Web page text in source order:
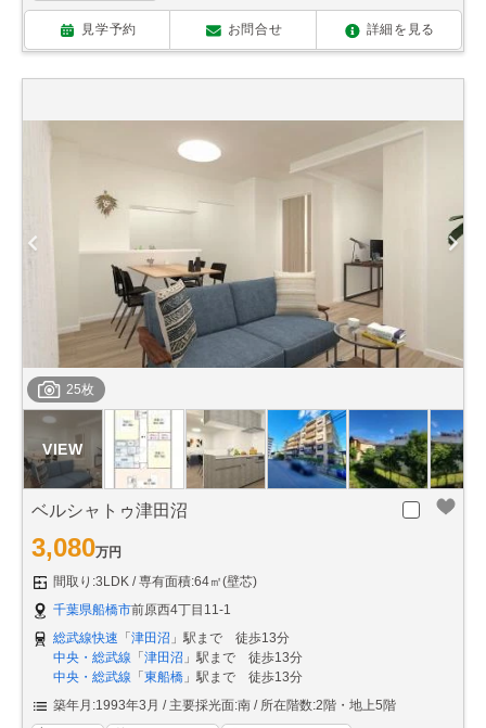
見学予約 お問合せ 詳細を見る
25枚
ベルシャトゥ津田沼
3,080万円
間取り:3LDK
専有面積:64㎡(壁芯)
千葉県船橋市前原西4丁目11-1
総武線快速 「 津田沼 」駅まで 徒歩13分
中央・総武線 「 津田沼 」駅まで 徒歩13分
中央・総武線 「 東船橋 」駅まで 徒歩13分
築年月:1993年3月
主要採光面:南 所在階数:2階・地上5階